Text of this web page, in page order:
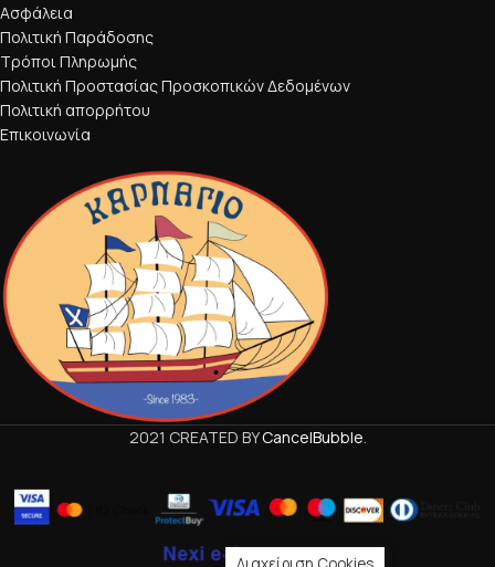
Ασφάλεια
Πολιτική Παράδοσης
Τρόποι Πληρωμής
Πολιτική Προστασίας Προσκοπικών Δεδομένων
Πολιτική απορρήτου
Επικοινωνία
2021 CREATED BYCancelBubble.